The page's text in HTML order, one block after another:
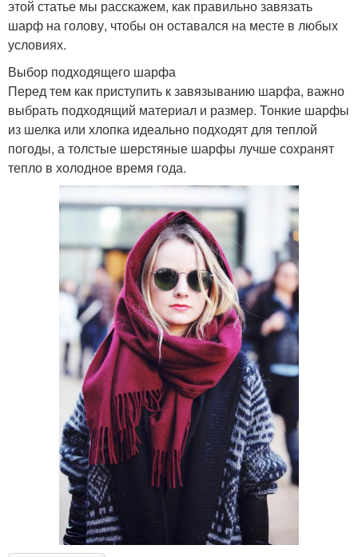
этой статье мы расскажем, как правильно завязать
шарф на голову, чтобы он оставался на месте в любых
условиях.
Выбор подходящего шарфа
Перед тем как приступить к завязыванию шарфа, важно
выбрать подходящий материал и размер. Тонкие шарфы
из шелка или хлопка идеально подходят для теплой
погоды, а толстые шерстяные шарфы лучше сохранят
тепло в холодное время года.